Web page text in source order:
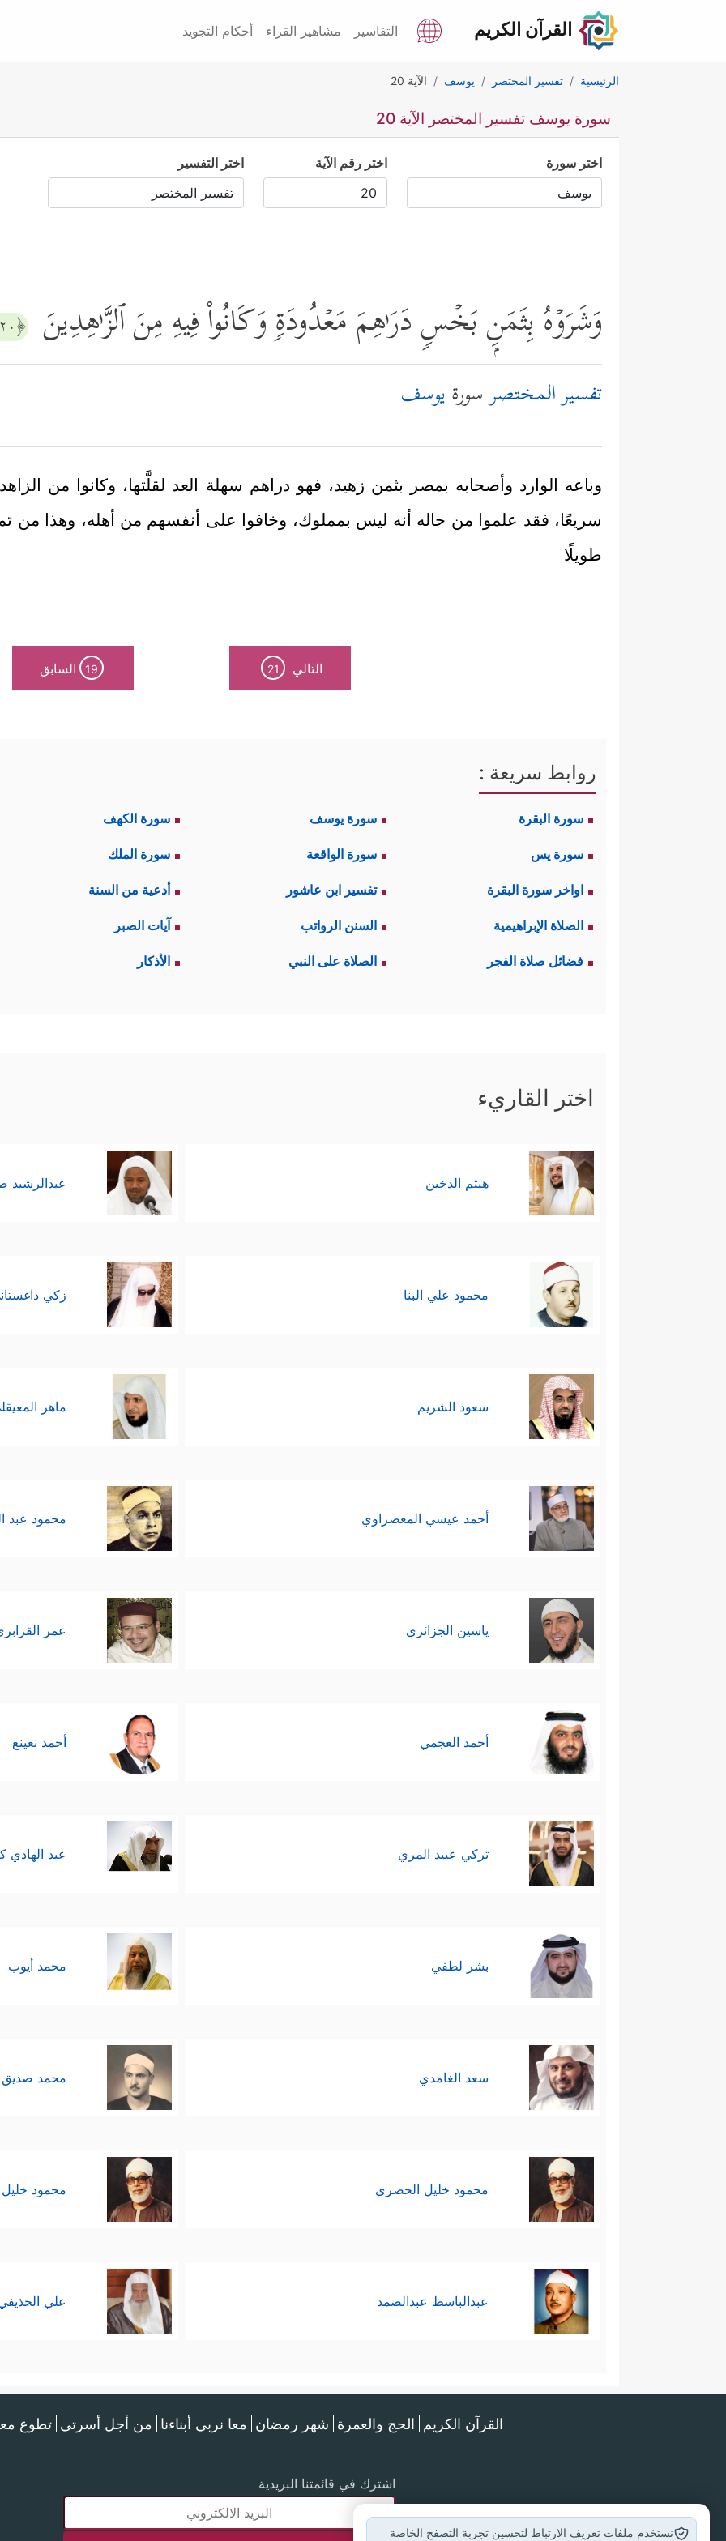
القرآن الكريم التفاسير مشاهير القراء أحكام التجويد
الرئيسية تفسير المختصر يوسف الآية 20
سورة يوسف تفسير المختصر الآية 20
اختر سورة اختر رقم الآية اختر التفسير
وَشَرَوۡهُ بِثَمَنِۭ بَخۡسࣲ دَرَ ٰ⁠هِمَ مَعۡدُودَةࣲ وَكَانُواْ فِیهِ مِنَ ٱلزَّ ٰ⁠هِدِینَ ﴿٢٠﴾
تفسير المختصرسورةيوسف
وباعه الوارد وأصحابه بمصر بثمن زهيد، فهو دراهم سهلة العد لقلَّتها، وكانوا من
سريعًا، فقد علموا من حاله أنه ليس بمملوك، وخافوا على أنفسهم من أهله، وهذا من
طويلًا
التالي 21
19 السابق
روابط سريعة :
سورة البقرة سورة يوسف سورة الكهف
سورة يس سورة الواقعة سورة الملك
اواخر سورة البقرة تفسير ابن عاشور أدعية من السنة
الصلاة الإبراهيمية السنن الرواتب آيات الصبر
فضائل صلاة الفجر الصلاة على النبي الأذكار
اختر القاريء
هيثم الدخين عبدالرشيد
محمود علي البنا زكي
سعود الشريم ماهر
أحمد عيسي المعصراوي محمود عبد
ياسين الجزائري عمر
أحمد العجمي أحمد نعينع
تركي عبيد المري عبد الهادي
بشر لطفي محمد أيوب
سعد الغامدي محمد صديق
محمود خليل الحصري محمود
عبدالباسط عبدالصمد علي
القرآن الكريم الحج والعمرة شهر رمضان معا نربي أبناءنا من أجل أسرتي تطوع
اشترك في قائمتنا البريدية
نستخدم ملفات تعريف الارتباط لتحسين تجربة التصفح الخاصة